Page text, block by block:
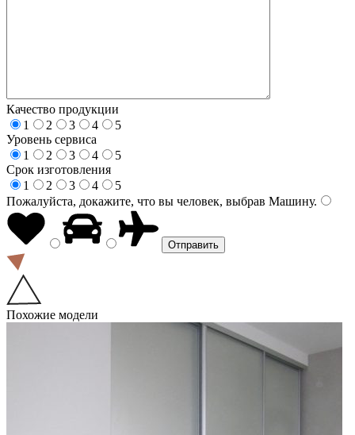
Качество продукции
1
2 3 4
5
Уровень сервиса
1
2 3 4
5
Срок изготовления
1
2 3 4
5
Пожалуйста, докажите, что вы человек, выбрав Машину.
Похожие модели